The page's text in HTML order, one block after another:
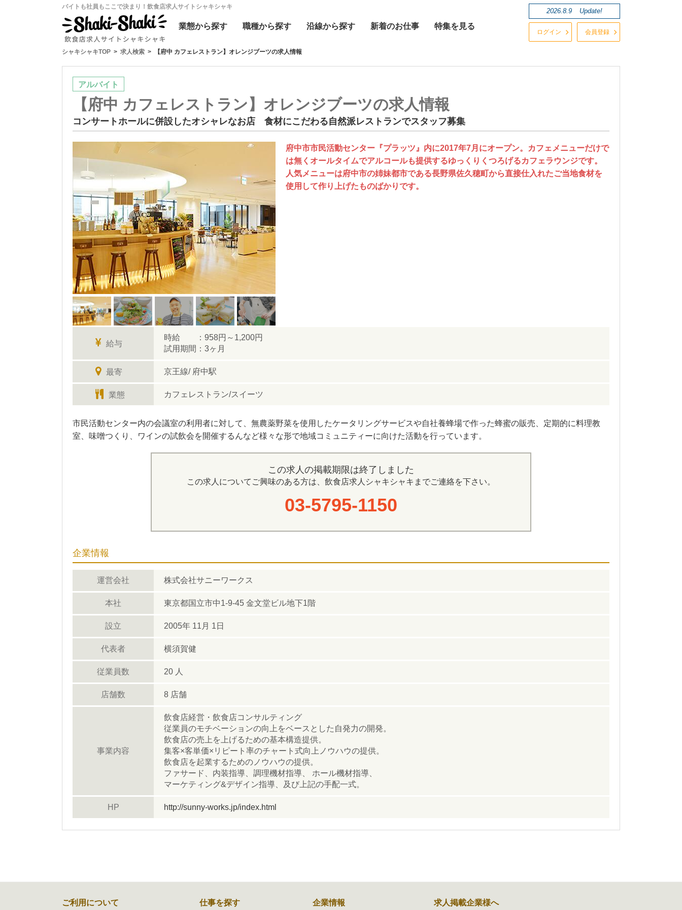
バイトも社員もここで決まり！飲食店求人サイトシャキシャキ
業態から探す 職種から探す 沿線から探す 新着のお仕事 特集を見る
2026.8.9 Update!
ログイン 会員登録
シャキシャキTOP 求人検索 【府中 カフェレストラン】オレンジブーツの求人情報
アルバイト
【府中 カフェレストラン】オレンジブーツの求人情報
コンサートホールに併設したオシャレなお店 食材にこだわる自然派レストランでスタッフ募集
府中市市民活動センター『プラッツ』内に2017年7月にオープン。カフェメニューだけで
は無くオールタイムでアルコールも提供するゆっくりくつろげるカフェラウンジです。
人気メニューは府中市の姉妹都市である長野県佐久穂町から直接仕入れたご当地食材を
使用して作り上げたものばかりです。
給与
時給 ：958円～1,200円
試用期間：3ヶ月
最寄 京王線/ 府中駅
業態 カフェレストラン/スイーツ
市民活動センター内の会議室の利用者に対して、無農薬野菜を使用したケータリングサービスや自社養蜂場で作った蜂蜜の販売、定期的に料理教
室、味噌つくり、ワインの試飲会を開催するんなど様々な形で地域コミュニティーに向けた活動を行っています。
この求人の掲載期限は終了しました
この求人についてご興味のある方は、飲食店求人シャキシャキまでご連絡を下さい。
03-5795-1150
企業情報
運営会社 株式会社サニーワークス
本社 東京都国立市中1-9-45 金文堂ビル地下1階
設立 2005年 11月 1日
代表者 横須賀健
従業員数 20 人
店舗数 8 店舗
事業内容
飲食店経営・飲食店コンサルティング
従業員のモチベーションの向上をベースとした自発力の開発。
飲食店の売上を上げるための基本構造提供。
集客×客単価×リピート率のチャート式向上ノウハウの提供。
飲食店を起業するためのノウハウの提供。
ファサード、内装指導、調理機材指導、 ホール機材指導、
マーケティング&デザイン指導、及び上記の手配一式。
HP http://sunny-works.jp/index.html
ご利用について 仕事を探す 企業情報 求人掲載企業様へ